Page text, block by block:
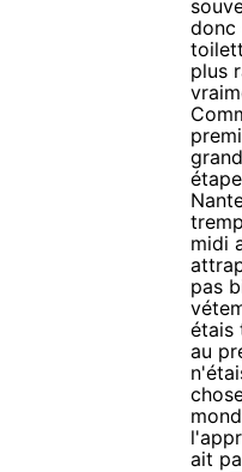
donc
plus
midi
pas
étais
au
ait